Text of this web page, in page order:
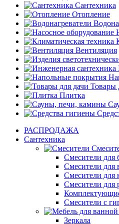
Сантехника
Отопление
Вентиляция
Товары
Плитка
РАСПРОДАЖА
Сантехника
Смесители для
Смесители для
Смесители для
Смесители для
Смесители с
Зеркала